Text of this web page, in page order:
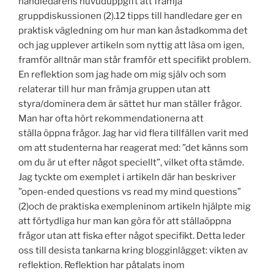
gruppdiskussionen (2).12 tipps till handledare ger en
praktisk vägledning om hur man kan åstadkomma det
och jag upplever artikeln som nyttig att läsa om igen,
framför alltnär man står framför ett specifikt problem.
En reflektion som jag hade om mig själv och som
relaterar till hur man främja gruppen utan att
styra/dominera dem är sättet hur man ställer frågor.
Man har ofta hört rekommendationerna att
ställa öppna frågor. Jag har vid flera tillfällen varit med
om att studenterna har reagerat med: ”det känns som
om du är ut efter något speciellt”, vilket ofta stämde.
Jag tyckte om exemplet i artikeln där han beskriver
”open-ended questions vs read my mind questions”
(2)och de praktiska exempleninom artikeln hjälpte mig
att förtydliga hur man kan göra för att ställaöppna
frågor utan att fiska efter något specifikt. Detta leder
oss till desista tankarna kring blogginlägget: vikten av
reflektion. Reflektion har påtalats inom